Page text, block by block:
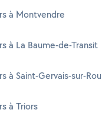
à Montvendre
à La Baume-de-Transit
à Saint-Gervais-sur-
à Triors